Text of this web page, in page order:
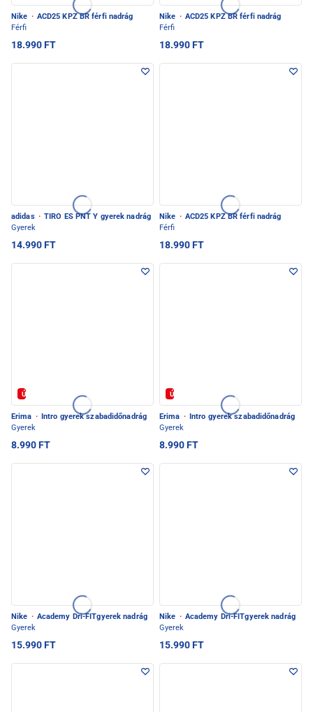
Nike · ACD25 KPZ BR férfi nadrág
Férfi
18.990 FT
Nike · ACD25 KPZ BR férfi nadrág
Férfi
18.990 FT
adidas · TIRO ES PNT Y gyerek nadrág
Gyerek
14.990 FT
Nike · ACD25 KPZ BR férfi nadrág
Férfi
18.990 FT
Új
Erima ·
Intro gyerek szabadidőnadrág
Gyerek
8.990 FT
Új
Erima ·
Intro gyerek szabadidőnadrág
Gyerek
8.990 FT
Nike · Academy Dri-FITgyerek nadrág
Gyerek
15.990 FT
Nike · Academy Dri-FITgyerek nadrág
Gyerek
15.990 FT